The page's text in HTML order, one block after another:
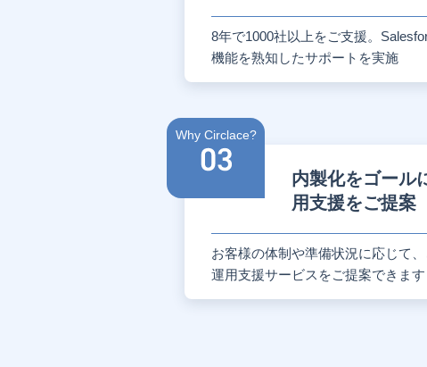
8年で1000社以上をご支援。
機能を熟知したサポートを実施
Why Circlace?
内製化をゴール
用支援をご提案
お客様の体制や準備状況に応じて
運用支援サービスをご提案できます